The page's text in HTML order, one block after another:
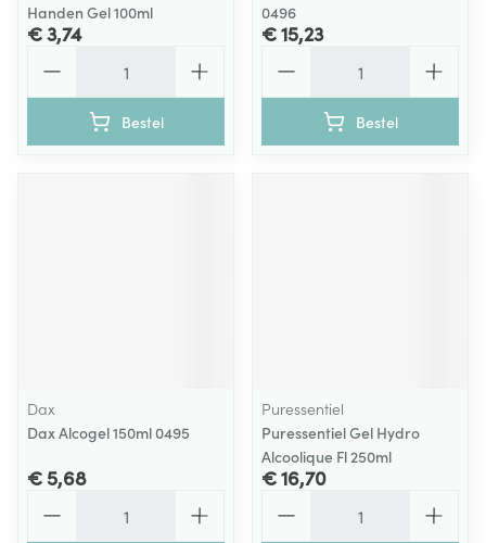
Handen Gel 100ml
€ 3,74
Bestel
0496
€ 15,23
Bestel
Dax
Dax Alcogel 150ml 0495
€ 5,68
Puressentiel
Puressentiel Gel Hydro
Alcoolique Fl 250ml
€ 16,70